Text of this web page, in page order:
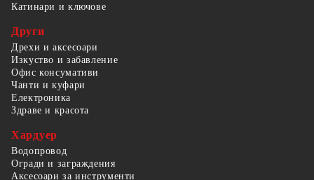
Катинари и ключове
Други
Дрехи и аксесоари
Изкуство и забавление
Офис консумативи
Чанти и куфари
Електроника
Здраве и красота
Хардуер
Водопровод
Огради и заграждения
Аксесоари за инструменти